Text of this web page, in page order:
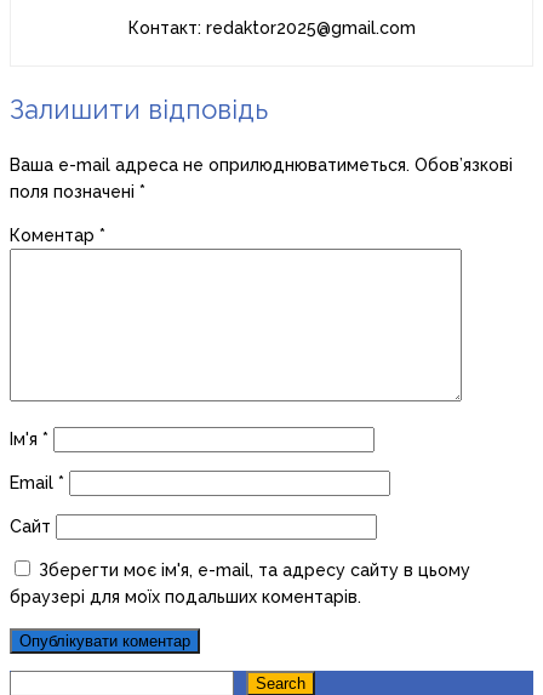
Контакт: redaktor2025@gmail.com
Залишити відповідь
Ваша e-mail адреса не оприлюднюватиметься. Обов’язкові
поля позначені *
Коментар *
Ім'я *
Email *
Сайт
Зберегти моє ім'я, e-mail, та адресу сайту в цьому
браузері для моїх подальших коментарів.
Search